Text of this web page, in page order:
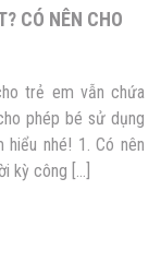
CÓ NÊN CHO
trẻ em vẫn chứa
phép bé sử dụng
nhé! 1. Có nên
kỳ công […]